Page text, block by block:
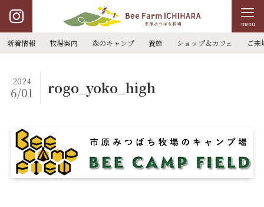
menu
新着情報 牧場案内 森のキャンプ 養蜂 ショップ＆カフェ ご来
rogo_yoko_high
2024
6/01